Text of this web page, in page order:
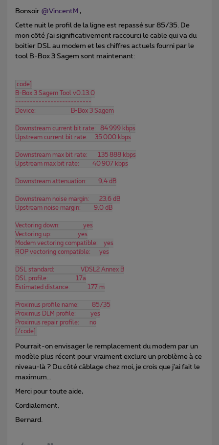
Bonsoir ​ @VincentM ,
Cette nuit le profil de la ligne est repassé sur 85/35. De
mon côté j’ai significativement raccourci le cable qui va du
boitier DSL au modem et les chiffres actuels fourni par le
tool B-Box 3 Sagem sont maintenant:
code]
B-Box 3 Sagem Tool v0.13.0
--------------------------
Device:                        B-Box 3 Sagem
Downstream current bit rate:   84 999 kbps
Upstream current bit rate:     35 000 kbps
Downstream max bit rate:       135 888 kbps
Upstream max bit rate:         40 907 kbps
Downstream attenuation:        9,4 dB
Downstream noise margin:       23,6 dB
Upstream noise margin:         9,0 dB
Vectoring down:                yes
Vectoring up:                  yes
Modem vectoring compatible:    yes
ROP vectoring compatible:      yes
DSL standard:                  VDSL2 Annex B
DSL profile:                   17a
Estimated distance:            177 m
Proximus profile name:         85/35
Proximus DLM profile:          yes
Proximus repair profile:       no
[/code]
Pourrait-on envisager le remplacement du modem par un
modèle plus récent pour vraiment exclure un problème à ce
niveau-là ? Du côté câblage chez moi, je crois que j’ai fait le
maximum…
Merci pour toute aide,
Cordialement,
Bernard.